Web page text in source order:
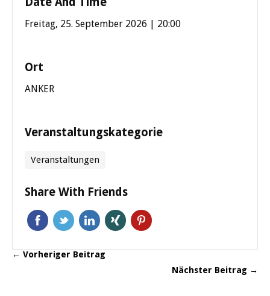
Freitag, 25. September 2026 | 20:00
Ort
ANKER
Veranstaltungskategorie
Veranstaltungen
Share With Friends
← Vorheriger Beitrag
Nächster Beitrag →